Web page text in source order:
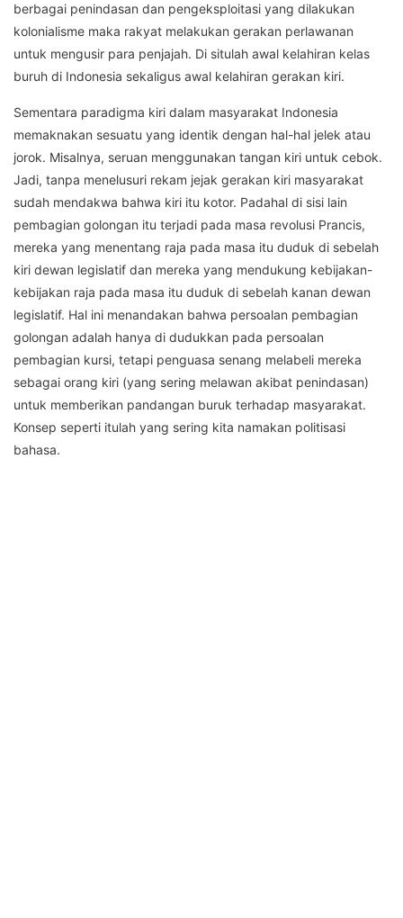
berbagai penindasan dan pengeksploitasi yang dilakukan
kolonialisme maka rakyat melakukan gerakan perlawanan
untuk mengusir para penjajah. Di situlah awal kelahiran kelas
buruh di Indonesia sekaligus awal kelahiran gerakan kiri.
Sementara paradigma kiri dalam masyarakat Indonesia
memaknakan sesuatu yang identik dengan hal-hal jelek atau
jorok. Misalnya, seruan menggunakan tangan kiri untuk cebok.
Jadi, tanpa menelusuri rekam jejak gerakan kiri masyarakat
sudah mendakwa bahwa kiri itu kotor. Padahal di sisi lain
pembagian golongan itu terjadi pada masa revolusi Prancis,
mereka yang menentang raja pada masa itu duduk di sebelah
kiri dewan legislatif dan mereka yang mendukung kebijakan-
kebijakan raja pada masa itu duduk di sebelah kanan dewan
legislatif. Hal ini menandakan bahwa persoalan pembagian
golongan adalah hanya di dudukkan pada persoalan
pembagian kursi, tetapi penguasa senang melabeli mereka
sebagai orang kiri (yang sering melawan akibat penindasan)
untuk memberikan pandangan buruk terhadap masyarakat.
Konsep seperti itulah yang sering kita namakan politisasi
bahasa.